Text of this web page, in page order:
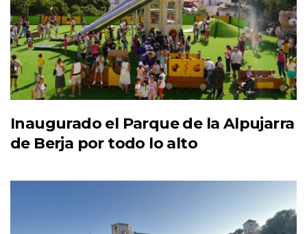
Inaugurado el Parque de la Alpujarra
de Berja por todo lo alto